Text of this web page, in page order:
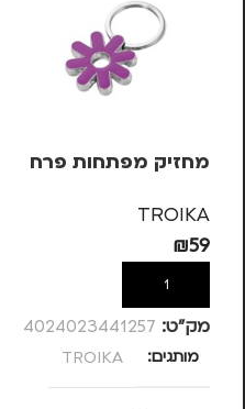
מחזיק מפתחות פרח
TROIKA
₪59
הוספה לסל
מק”ט: 4024023441257
מותגים TROIKA